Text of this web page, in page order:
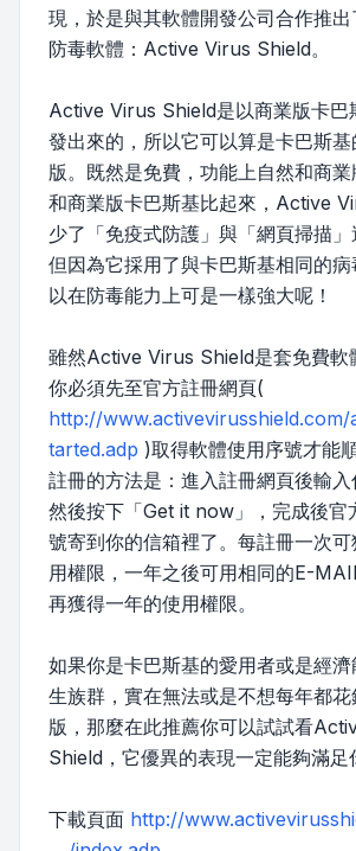
現，於是與其軟體開發公司合作推
防毒軟體：Active Virus Shield。
Active Virus Shield是以商業版卡巴
發出來的，所以它可以算是卡巴斯
版。既然是免費，功能上自然和商業
和商業版卡巴斯基比起來，Active
少了「免疫式防護」與「網頁掃描」
但因為它採用了與卡巴斯基相同的
以在防毒能力上可是一樣強大呢！
雖然Active Virus Shield是套免費軟
你必須先至官方註冊網頁(
http://www.activevirusshield.com/
tarted.adp )取得軟體使用序號才能
註冊的方法是：進入註冊網頁後輸入
然後按下「Get it now」，完成後官
號寄到你的信箱裡了。每註冊一次
用權限，一年之後可用相同的E-
再獲得一年的使用權限。
如果你是卡巴斯基的愛用者或是經
生族群，實在無法或是不想每年都
版，那麼在此推薦你可以試試看
Shield，它優異的表現一定能夠滿足
下載頁面 http://